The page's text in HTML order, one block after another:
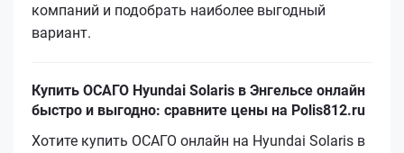
компаний и подобрать наиболее выгодный
вариант.
Купить ОСАГО Hyundai Solaris в Энгельсе онлайн
быстро и выгодно: сравните цены на Polis812.ru
Хотите купить ОСАГО онлайн на Hyundai Solaris в